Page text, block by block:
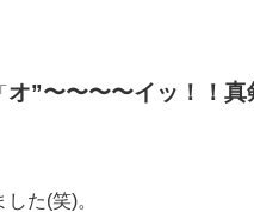
オ”〜〜〜〜イッ！！真
た(笑)。